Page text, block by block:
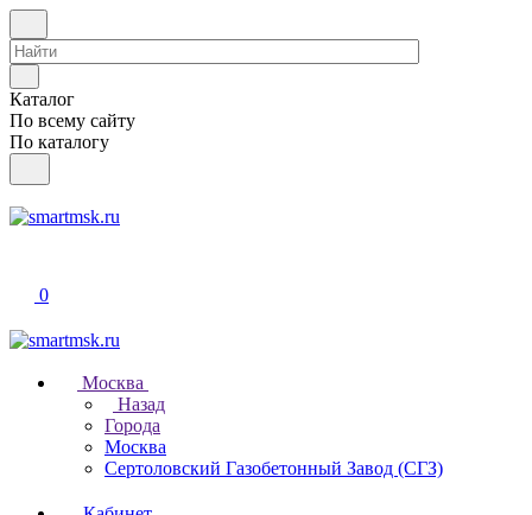
Каталог
По всему сайту
По каталогу
0
Москва
Назад
Города
Москва
Сертоловский Газобетонный Завод (СГЗ)